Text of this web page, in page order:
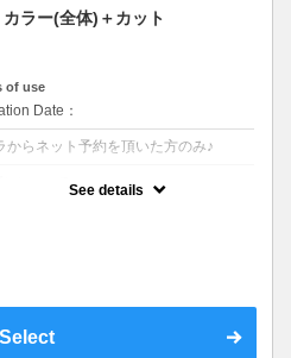
ラー(全体)＋カット
of use
Date：
からネット予約を頂いた方のみ♪
See details
Select